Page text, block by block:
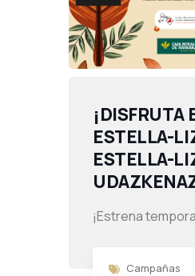
¡DISFRUTA
ESTELLA-
ESTELLA-
¡Estrena
Campañas